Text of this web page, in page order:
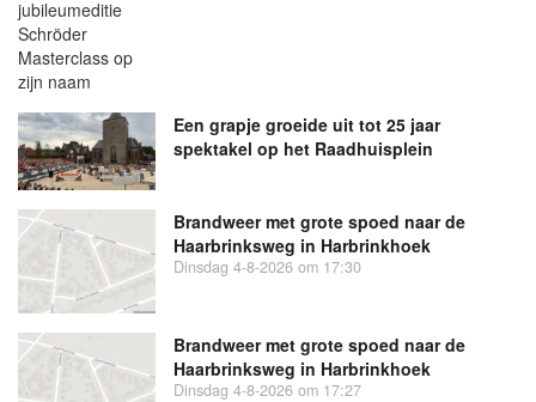
Een grapje groeide uit tot 25 jaar
spektakel op het Raadhuisplein
Brandweer met grote spoed naar de
Haarbrinksweg in Harbrinkhoek
Dinsdag 4-8-2026 om 17:30
Brandweer met grote spoed naar de
Haarbrinksweg in Harbrinkhoek
Dinsdag 4-8-2026 om 17:27